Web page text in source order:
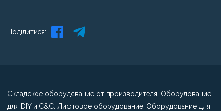
Поділитися:
Складское оборудование от производителя. Оборудование
для DIY и C&C. Лифтовое оборудование. Оборудование для